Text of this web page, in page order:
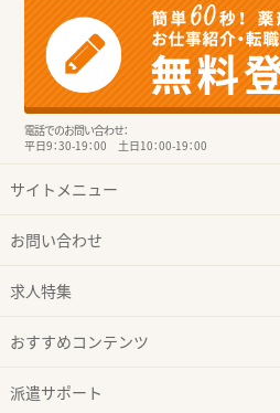
電話でのお問い合わせ：
平日9：30-19：00 土日10：00-19：00
サイトメニュー
お問い合わせ
求人特集
おすすめコンテンツ
派遣サポート